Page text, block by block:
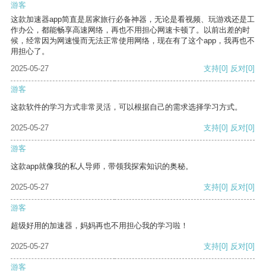
游客
这款加速器app简直是居家旅行必备神器，无论是看视频、玩游戏还是工
作办公，都能畅享高速网络，再也不用担心网速卡顿了。以前出差的时
候，经常因为网速慢而无法正常使用网络，现在有了这个app，我再也不
用担心了。
2025-05-27
支持[0] 反对[0]
游客
这款软件的学习方式非常灵活，可以根据自己的需求选择学习方式。
2025-05-27 支持[0] 反对[0]
游客
这款app就像我的私人导师，带领我探索知识的奥秘。
2025-05-27 支持[0] 反对[0]
游客
超级好用的加速器，妈妈再也不用担心我的学习啦！
2025-05-27 支持[0] 反对[0]
游客